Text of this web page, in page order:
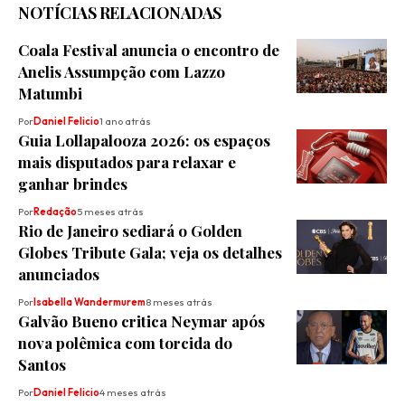
NOTÍCIAS RELACIONADAS
Coala Festival anuncia o encontro de
Anelis Assumpção com Lazzo
Matumbi
PorDaniel Felicio1 ano atrás
Guia Lollapalooza 2026: os espaços
mais disputados para relaxar e
ganhar brindes
PorRedação5 meses atrás
Rio de Janeiro sediará o Golden
Globes Tribute Gala; veja os detalhes
anunciados
Por Isabella Wandermurem8 meses atrás
Galvão Bueno critica Neymar após
nova polêmica com torcida do
Santos
PorDaniel Felicio4 meses atrás